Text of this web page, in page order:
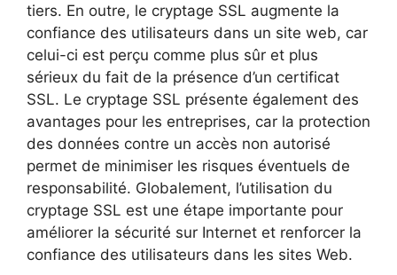
tiers. En outre, le cryptage SSL augmente la
confiance des utilisateurs dans un site web, car
celui-ci est perçu comme plus sûr et plus
sérieux du fait de la présence d’un certificat
SSL. Le cryptage SSL présente également des
avantages pour les entreprises, car la protection
des données contre un accès non autorisé
permet de minimiser les risques éventuels de
responsabilité. Globalement, l’utilisation du
cryptage SSL est une étape importante pour
améliorer la sécurité sur Internet et renforcer la
confiance des utilisateurs dans les sites Web.